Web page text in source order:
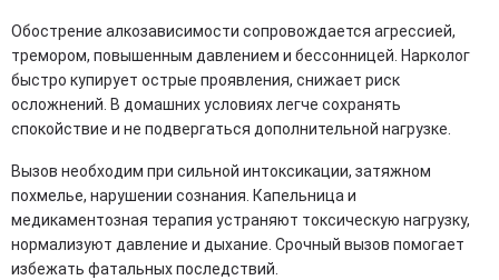
Обострение алкозависимости сопровождается агрессией,
тремором, повышенным давлением и бессонницей. Нарколог
быстро купирует острые проявления, снижает риск
осложнений. В домашних условиях легче сохранять
спокойствие и не подвергаться дополнительной нагрузке.
Вызов необходим при сильной интоксикации, затяжном
похмелье, нарушении сознания. Капельница и
медикаментозная терапия устраняют токсическую нагрузку,
нормализуют давление и дыхание. Срочный вызов помогает
избежать фатальных последствий.